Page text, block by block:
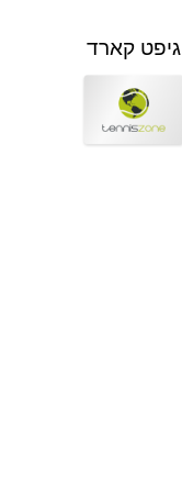
גיפט קארד